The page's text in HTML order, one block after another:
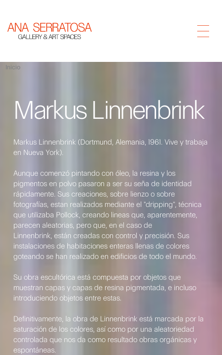
Inicio
Markus Linnenbrink
Markus Linnenbrink (Dortmund, Alemania, 1961. Vive y trabaja
en Nueva York).
Aunque comenzó pintando con óleo, la resina y los
pigmentos en polvo pasaron a ser su seña de identidad
rápidamente. Sus creaciones, sobre lienzo o sobre
fotografías, estan realizados mediante el "dripping", técnica
que utilizaba Pollock, creando lineas que, aparentemente,
parecen aleatorias, pero que, en el caso de
Linnenbrink, están creadas con control y precisión. Sus
instalaciones de habitaciones enteras llenas de colores
goteando se han realizado en edificios de todo el mundo.
Su obra escultórica está compuesta por objetos que
muestran capas y capas de resina pigmentada, e incluso
introduciendo objetos entre estas.
Definitivamente, la obra de Linnenbrink está marcada por la
saturación de los colores, así como por una aleatoriedad
controlada que nos da como resultado obras orgánicas y
espontáneas.